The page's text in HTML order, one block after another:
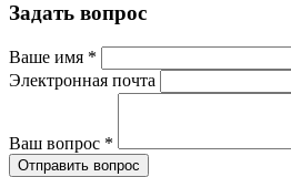
Задать вопрос
Ваше имя *
Электронная почта
Ваш вопрос *
Отправить вопрос